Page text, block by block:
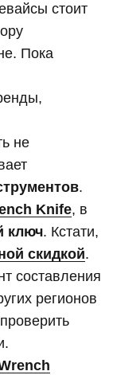
стоит
Пока
не
.
Knife, в
ключ. Кстати,
скидкой.
составления
регионов